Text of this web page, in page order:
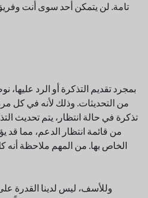
تامة. لن يتمكن أحد سوى أنت
بمجرد تقديم التذكرة أو الرد عليها،
من التحديثات. وذلك لأنه في كل
تذكرة في حالة انتظار، يتم تحديث
من قائمة انتظار الدعم، مما قد
الخاص بها. من المهم ملاحظة أنه
وللأسف، ليس لدينا القدرة على